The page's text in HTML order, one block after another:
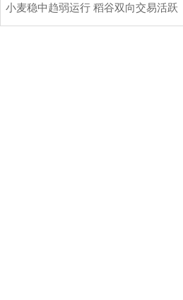
小麦稳中趋弱运行 稻谷双向交易活跃